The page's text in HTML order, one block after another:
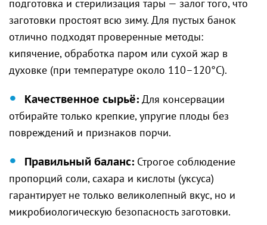
подготовка и стерилизация тары — залог того, что
заготовки простоят всю зиму. Для пустых банок
отлично подходят проверенные методы:
кипячение, обработка паром или сухой жар в
духовке (при температуре около 110–120°C).
Качественное сырьё: Для консервации
отбирайте только крепкие, упругие плоды без
повреждений и признаков порчи.
Правильный баланс: Строгое соблюдение
пропорций соли, сахара и кислоты (уксуса)
гарантирует не только великолепный вкус, но и
микробиологическую безопасность заготовки.